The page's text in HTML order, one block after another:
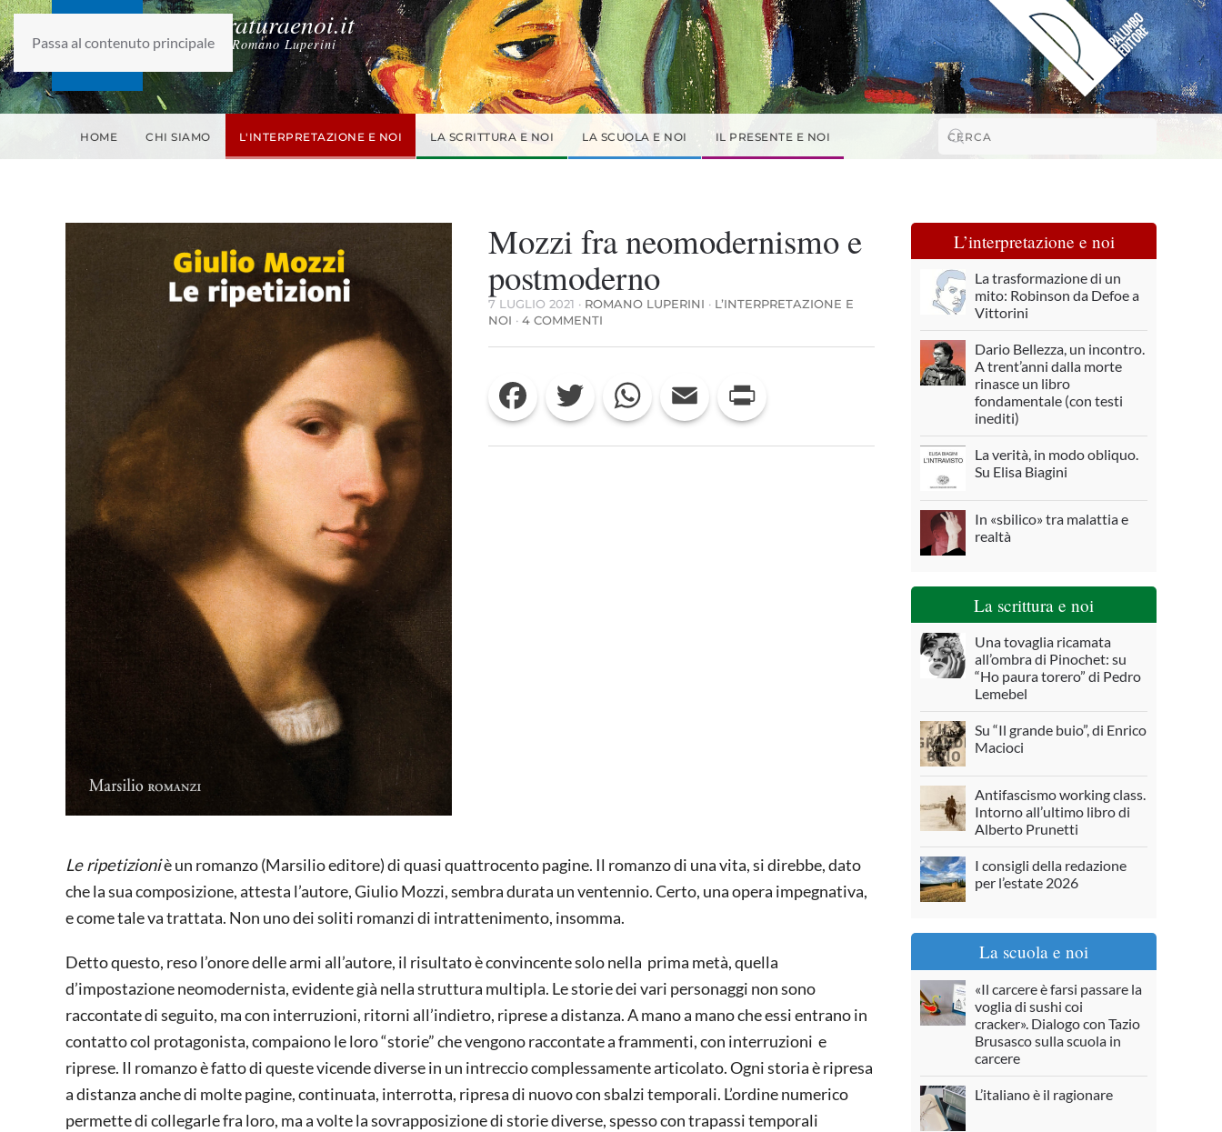
Passa al contenuto principale
laletteraturaenoi.it
fondato da Romano Luperini
HOME CHI SIAMO L'INTERPRETAZIONE E NOI LA SCRITTURA E NOI LA SCUOLA E NOI IL PRESENTE E NOI
Mozzi fra neomodernismo e
postmoderno
7 LUGLIO 2021 · ROMANO LUPERINI · L’INTERPRETAZIONE E
NOI · 4 COMMENTI
FRA
POSTMODERNO
Facebook Twitter WhatsApp Email
Le ripetizioniè un romanzo (Marsilio editore) di quasi quattrocento pagine. Il romanzo di una vita, si direbbe, dato
che la sua composizione, attesta l’autore, Giulio Mozzi, sembra durata un ventennio. Certo, una opera impegnativa,
e come tale va trattata. Non uno dei soliti romanzi di intrattenimento, insomma.
Detto questo, reso l’onore delle armi all’autore, il risultato è convincente solo nella prima metà, quella
d’impostazione neomodernista, evidente già nella struttura multipla. Le storie dei vari personaggi non sono
raccontate di seguito, ma con interruzioni, ritorni all’indietro, riprese a distanza. A mano a mano che essi entrano in
contatto col protagonista, compaiono le loro “storie” che vengono raccontate a frammenti, con interruzioni e
riprese. Il romanzo è fatto di queste vicende diverse in un intreccio complessamente articolato. Ogni storia è ripresa
a distanza anche di molte pagine, continuata, interrotta, ripresa di nuovo con sbalzi temporali. L’ordine numerico
permette di collegarle fra loro, ma a volte la sovrapposizione di storie diverse, spesso con trapassi temporali
L’interpretazione e noi
La trasformazione di un
mito: Robinson da Defoe a
Vittorini
Dario Bellezza, un incontro.
A trent’anni dalla morte
rinasce un libro
fondamentale (con testi
inediti)
La verità, in modo obliquo.
Su Elisa Biagini
In «sbilico» tra malattia e
realtà
La scrittura e noi
Una tovaglia ricamata
all’ombra di Pinochet: su
“Ho paura torero” di Pedro
Lemebel
Su “Il grande buio”, di Enrico
Macioci
Antifascismo working class.
Intorno all’ultimo libro di
Alberto Prunetti
I consigli della redazione
per l’estate 2026
La scuola e noi
«Il carcere è farsi passare la
voglia di sushi coi
cracker». Dialogo con Tazio
Brusasco sulla scuola in
carcere
L’italiano è il ragionare